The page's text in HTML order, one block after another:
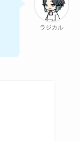
ラジカル